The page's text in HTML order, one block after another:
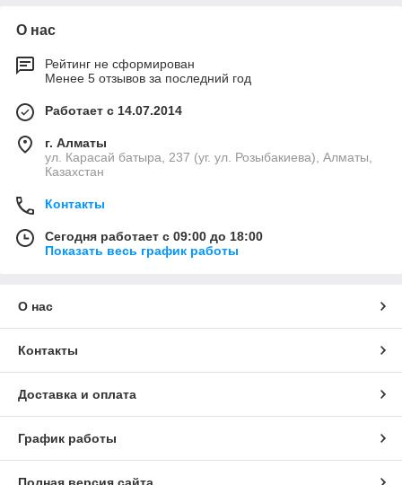
О нас
Рейтинг не сформирован
Менее 5 отзывов за последний год
Работает с 14.07.2014
г. Алматы
ул. Карасай батыра, 237 (уг. ул. Розыбакиева), Алматы,
Казахстан
Контакты
Сегодня работает с 09:00 до 18:00
Показать весь график работы
О нас
Контакты
Доставка и оплата
График работы